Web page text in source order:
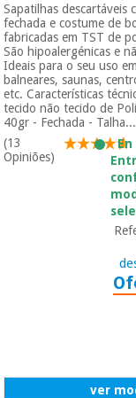
Sapatilhas descartáveis
fechada e costume de
fabricadas em TST de
São hipoalergénicas e
Ideais para o seu uso
balneares, saunas,
etc. Características
tecido não tecido de
40gr - Fechada - Talha...
(13
Opiniões)
En
ver